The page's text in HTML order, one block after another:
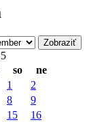
so ne
1
2
8
9
15
16